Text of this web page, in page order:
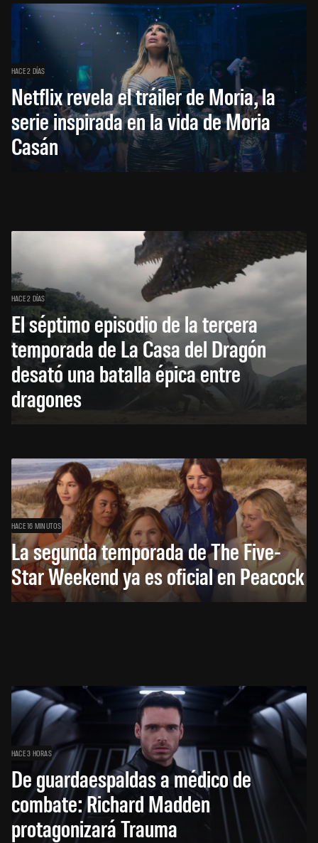
HACE 2 DÍAS
Netflix revela el tráiler de Moria, la
serie inspirada en la vida de Moria
Casán
HACE 2 DÍAS
El séptimo episodio de la tercera
temporada de La Casa del Dragón
desató una batalla épica entre
dragones
HACE 16 MINUTOS
La segunda temporada de The Five-
Star Weekend ya es oficial en Peacock
HACE 3 HORAS
De guardaespaldas a médico de
combate: Richard Madden
protagonizará Trauma